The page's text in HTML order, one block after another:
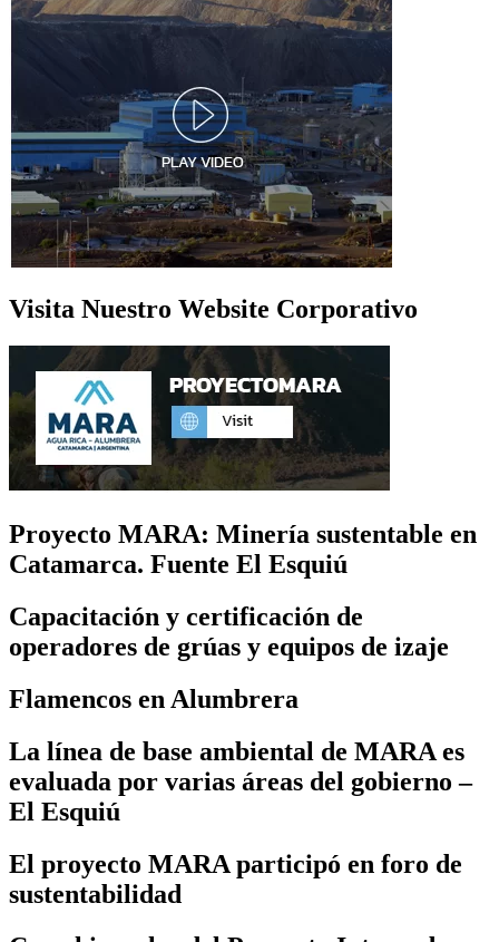
Visita Nuestro Website Corporativo
Proyecto MARA: Minería sustentable en
Catamarca. Fuente El Esquiú
Capacitación y certificación de
operadores de grúas y equipos de izaje
Flamencos en Alumbrera
La línea de base ambiental de MARA es
evaluada por varias áreas del gobierno –
El Esquiú
El proyecto MARA participó en foro de
sustentabilidad